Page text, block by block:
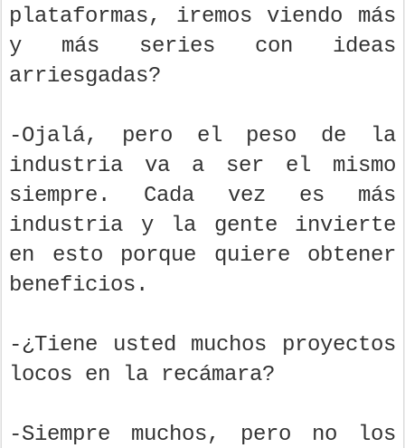
plataformas, iremos viendo más
y más series con ideas
arriesgadas?
-Ojalá, pero el peso de la
industria va a ser el mismo
siempre. Cada vez es más
industria y la gente invierte
en esto porque quiere obtener
beneficios.
-¿Tiene usted muchos proyectos
locos en la recámara?
-Siempre muchos, pero no los